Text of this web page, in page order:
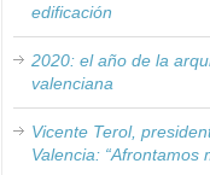
edificación
2020: el año de la
valenciana
Vicente Terol,
Valencia: “Afrontamos